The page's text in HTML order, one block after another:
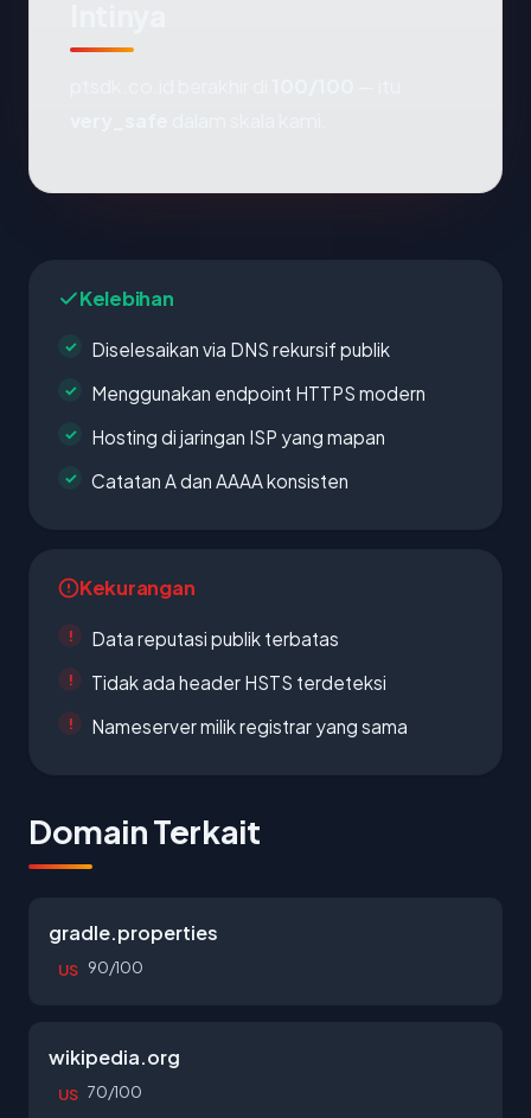
Kelebihan
Diselesaikan via DNS rekursif publik
Menggunakan endpoint HTTPS modern
Hosting di jaringan ISP yang mapan
Catatan A dan AAAA konsisten
Kekurangan
Data reputasi publik terbatas
Tidak ada header HSTS terdeteksi
Nameserver milik registrar yang sama
Domain Terkait
gradle.properties
US 90/100
wikipedia.org
US 70/100